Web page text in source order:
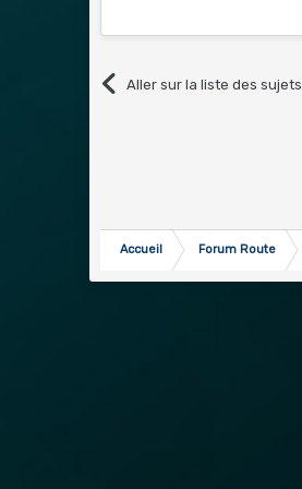
Aller sur la liste des sujets
Accueil Forum Route